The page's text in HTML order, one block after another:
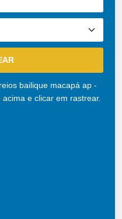
bailique macapá ap -
e clicar em rastrear.